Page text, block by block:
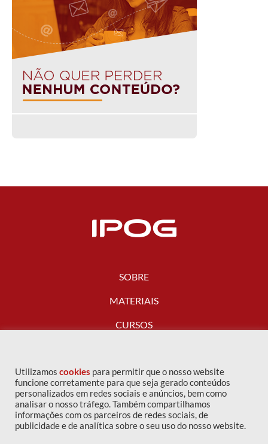
SOBRE
MATERIAIS
CURSOS
FALE CONOSCO
Utilizamos cookies para permitir que o nosso website
funcione corretamente para que seja gerado conteúdos
personalizados em redes sociais e anúncios, bem como
analisar o nosso tráfego. Também compartilhamos
informações com os parceiros de redes sociais, de
publicidade e de analítica sobre o seu uso do nosso website.